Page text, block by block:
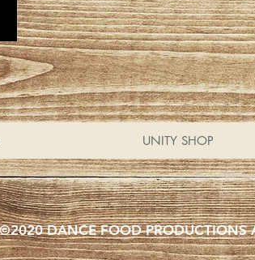
UNITY SHOP
©2020 DANCE FOOD PRODUCTIONS